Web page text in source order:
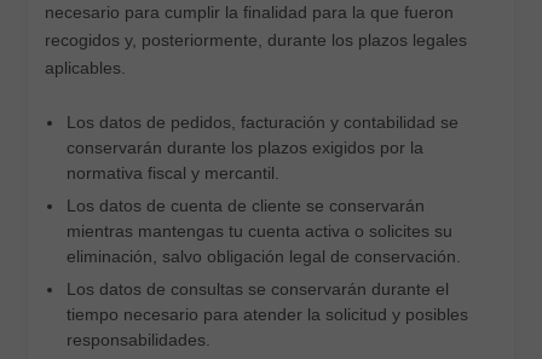
necesario para cumplir la finalidad para la que fueron
recogidos y, posteriormente, durante los plazos legales
aplicables.
Los datos de pedidos, facturación y contabilidad se
conservarán durante los plazos exigidos por la
normativa fiscal y mercantil.
Los datos de cuenta de cliente se conservarán
mientras mantengas tu cuenta activa o solicites su
eliminación, salvo obligación legal de conservación.
Los datos de consultas se conservarán durante el
tiempo necesario para atender la solicitud y posibles
responsabilidades.